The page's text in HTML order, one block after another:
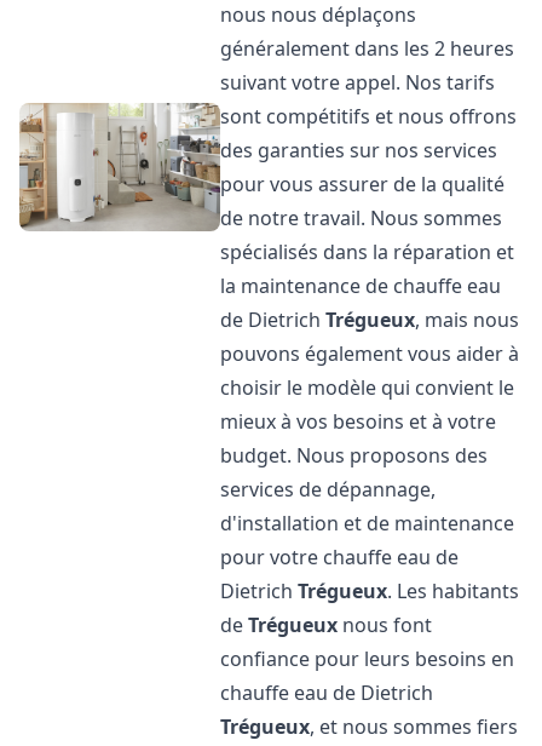
nous nous déplaçons
généralement dans les 2 heures
suivant votre appel. Nos tarifs
sont compétitifs et nous offrons
des garanties sur nos services
pour vous assurer de la qualité
de notre travail. Nous sommes
spécialisés dans la réparation et
la maintenance de chauffe eau
de DietrichTrégueux, mais nous
pouvons également vous aider à
choisir le modèle qui convient le
mieux à vos besoins et à votre
budget. Nous proposons des
services de dépannage,
d'installation et de maintenance
pour votre chauffe eau de
DietrichTrégueux. Les habitants
deTrégueux nous font
confiance pour leurs besoins en
chauffe eau de Dietrich
Trégueux, et nous sommes fiers